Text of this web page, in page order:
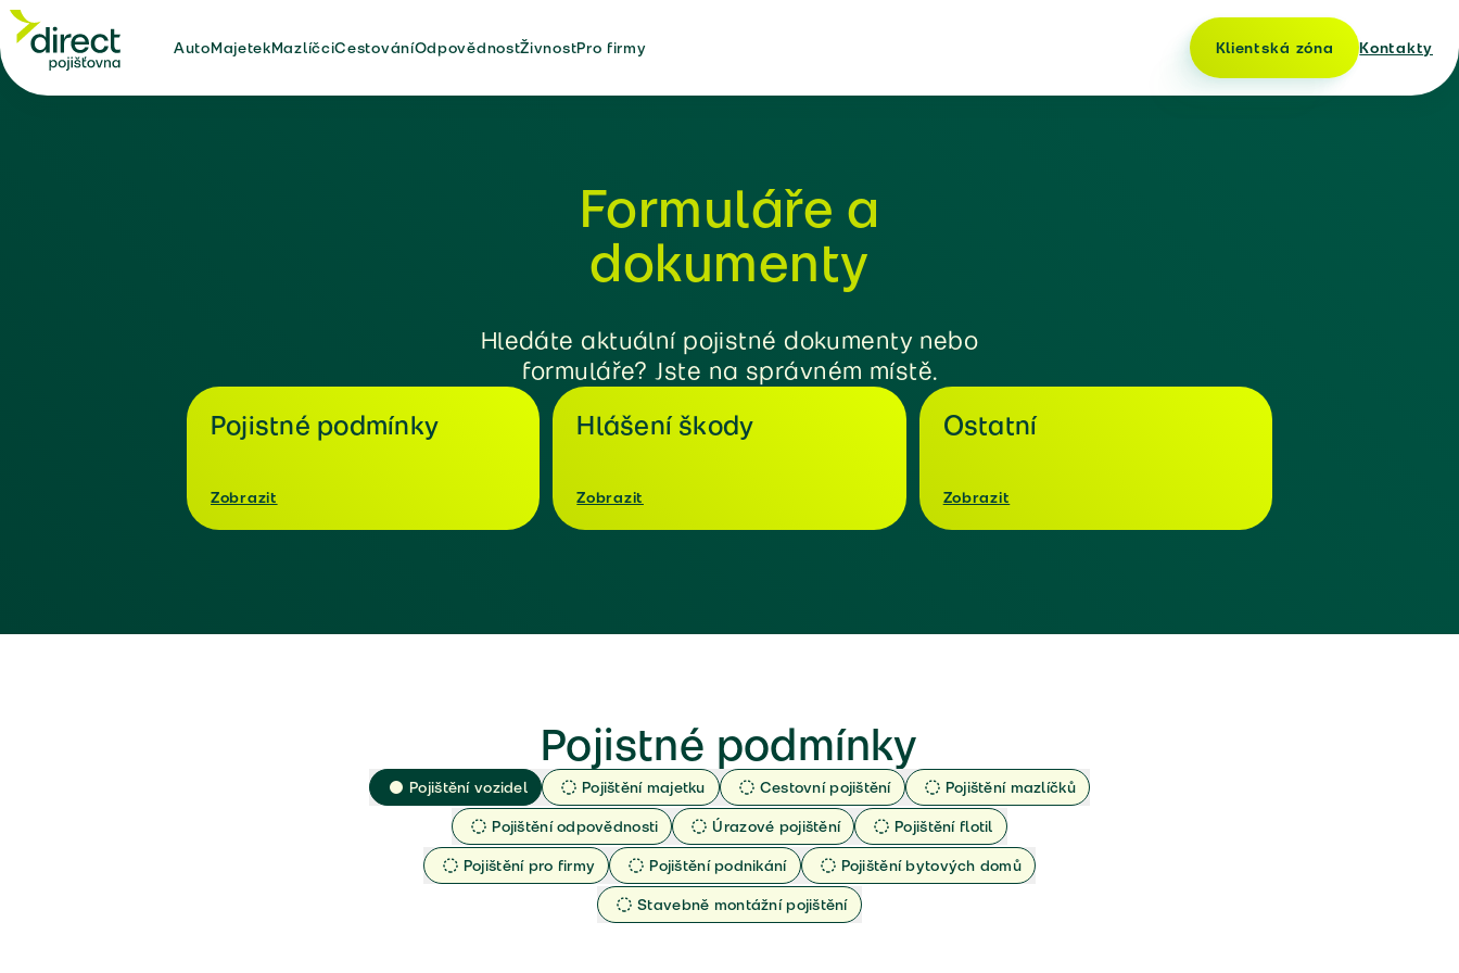
AutoMajetekMazlíčciCestováníOdpovědnostŽivnostPro firmy Klientská zóna Kontakty
Formuláře a
dokumenty
Hledáte aktuální pojistné dokumenty nebo
formuláře? Jste na správném místě.
Pojistné podmínky
Zobrazit
Hlášení škody
Zobrazit
Ostatní
Zobrazit
Pojistné podmínky
Pojištění vozidel Pojištění majetku Cestovní pojištění
Pojištění mazlíčků
Pojištění odpovědnosti
Úrazové pojištění
Pojištění flotil
Pojištění pro firmy
Pojištění podnikání
Pojištění bytových domů
Stavebně montážní pojištění